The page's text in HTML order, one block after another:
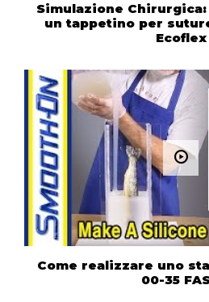
Simulazione
un tappetino per
Ecoflex
Come realizzare uno
00-35